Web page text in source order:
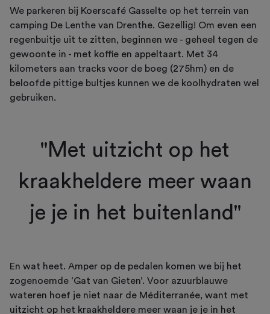
We parkeren bij Koerscafé Gasselte op het terrein van
camping De Lenthe van Drenthe. Gezellig! Om even een
regenbuitje uit te zitten, beginnen we - geheel tegen de
gewoonte in - met koffie en appeltaart. Met 34
kilometers aan tracks voor de boeg (275hm) en de
beloofde pittige bultjes kunnen we de koolhydraten wel
gebruiken.
"Met uitzicht op het
kraakheldere meer waan
je je in het buitenland"
En wat heet. Amper op de pedalen komen we bij het
zogenoemde ‘Gat van Gieten’. Voor azuurblauwe
wateren hoef je niet naar de Méditerranée, want met
uitzicht op het kraakheldere meer waan je je in het